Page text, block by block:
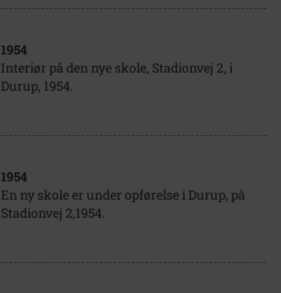
1954
Interiør på den nye skole, Stadionvej 2, i
Durup, 1954.
1954
En ny skole er under opførelse i Durup, på
Stadionvej 2,1954.